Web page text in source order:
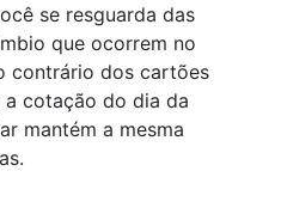
se resguarda das
que ocorrem no
contrário dos cartões
cotação do dia da
mantém a mesma